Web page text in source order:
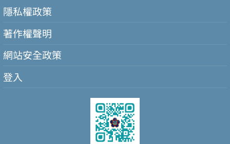
隱私權政策
著作權聲明
網站安全政策
登入